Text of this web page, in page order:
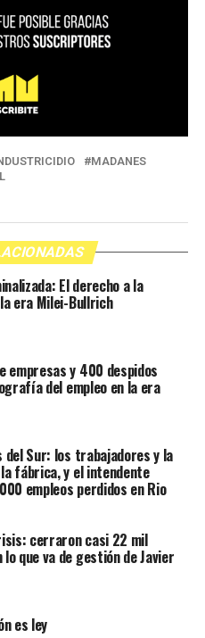
MADANES
El derecho a la
era Milei-Bullrich
empresas y 400 despidos
del empleo en la era
del Sur: los trabajadores y la
la fábrica, y el intendente
empleos perdidos en Rio
cerraron casi 22 mil
lo que va de gestión de Javier
es ley